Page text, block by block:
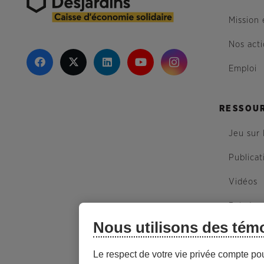
Mission
Nos
Emploi
Jeu sur
Vidéos
Balados
Plan
Nous utilisons des
Le respect de votre vie privée compte